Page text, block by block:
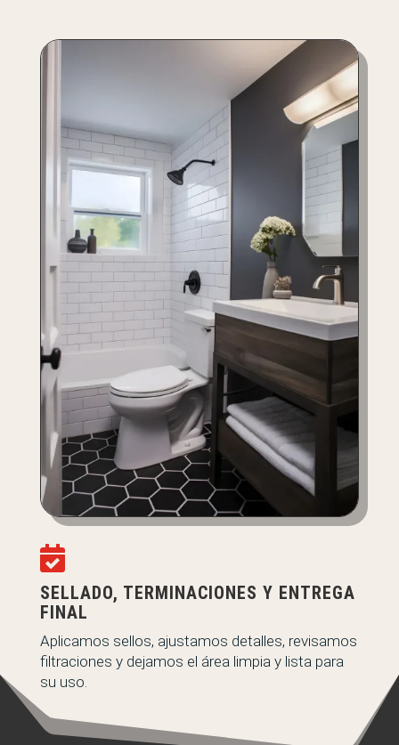

SELLADO, TERMINACIONES Y ENTREGA
FINAL
Aplicamos sellos, ajustamos detalles, revisamos
filtraciones y dejamos el área limpia y lista para
su uso.